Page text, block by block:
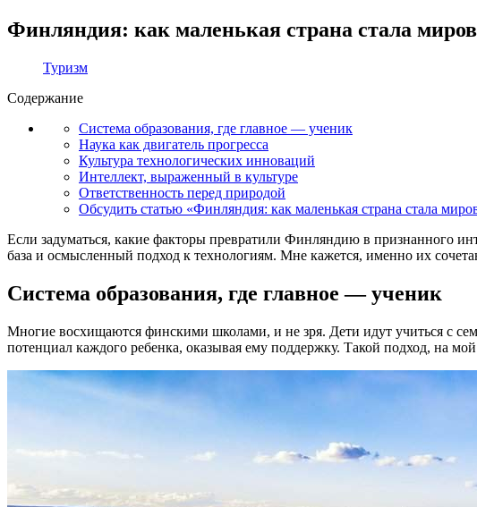
Финляндия: как маленькая страна стала
Туризм
Содержание
Система образования, где главное — ученик
Наука как двигатель прогресса
Культура технологических инноваций
Интеллект, выраженный в культуре
Ответственность перед природой
Обсудить статью «Финляндия: как маленькая страна стала
Если задуматься, какие факторы превратили Финляндию в признанного
база и осмысленный подход к технологиям. Мне кажется, именно их
Система образования, где главное — ученик
Многие восхищаются финскими школами, и не зря. Дети идут учиться с
потенциал каждого ребенка, оказывая ему поддержку. Такой подход, на